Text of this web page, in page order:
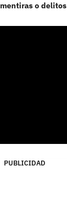
o delitos
PUBLICIDAD